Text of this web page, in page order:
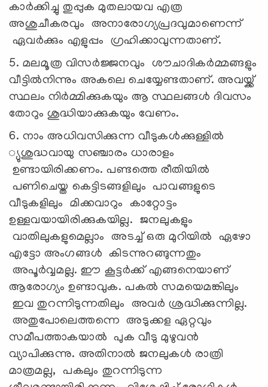
കാര്‍ക്കിച്ചു തുപ്പുക മുതലായവ എത്ര
അശുചീകരവും അനാരോഗ്യപ്രദവുമാണെന്ന്
ഏവര്‍ക്കും എളുപ്പം ഗ്രഹിക്കാവുന്നതാണ്.
5. മലമൂത്ര വിസര്‍ജ്ജനവും ശൗചാദികര്‍മ്മങ്ങളും
വീട്ടില്‍നിന്നും അകലെ ചെയ്യേണ്ടതാണ്. അവയ്ക്ക്
സ്ഥലം നിര്‍മ്മിക്കുകയും ആ സ്ഥലങ്ങള്‍ ദിവസം
തോറും ശുദ്ധിയാക്കുകയും വേണം.
6. നാം അധിവസിക്കുന്ന വീടുകള്‍ക്കുള്ളില്‍
്യുശുദ്ധവായു സഞ്ചാരം ധാരാളം
ഉണ്ടായിരിക്കണം. പണ്ടത്തെ രീതിയില്‍
പണിചെയ്ത കെട്ടിടങ്ങളിലും പാവങ്ങളുടെ
വീടുകളിലും മിക്കവാറും കാറ്റോട്ടം
ഉള്ളവയായിരിക്കുകയില്ല. ജനലുകളും
വാതിലുകളുമെല്ലാം അടച്ച് ഒരു മുറിയില്‍ ഏഴോ
എട്ടോ അംഗങ്ങള്‍ കിടന്നുറങ്ങുന്നതും
അപൂര്‍വ്വമല്ല. ഈ കൂട്ടര്‍ക്ക് എങ്ങനെയാണ്
ആരോഗ്യം ഉണ്ടാവുക. പകല്‍ സമയെമങ്കിലും
ഇവ തുറന്നിടുന്നതിലും അവര്‍ ശ്രദ്ധിക്കുന്നില്ല.
അതുപോലെത്തന്നെ അടുക്കള ഏറ്റവും
സമീപത്താകയാല്‍ പുക വീടു മുഴുവന്‍
വ്യാപിക്കുന്നു. അതിനാല്‍ ജനലുകള്‍ രാത്രി
മാത്രമല്ല, പകലും തുറന്നിടുന്ന